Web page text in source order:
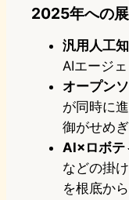
2025年への
汎用人工
AIエージ
オープン
が同時に
御がせめぎ
AI×ロボテ
などの掛
を根底か